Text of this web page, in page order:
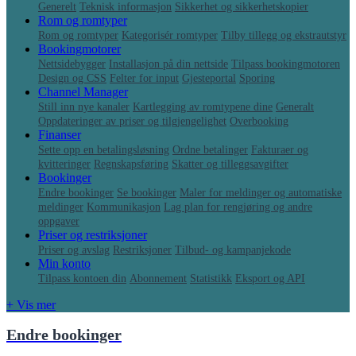
Generelt Teknisk informasjon Sikkerhet og sikkerhetskopier
Rom og romtyper
Rom og romtyper Kategorisér romtyper Tilby tillegg og ekstrautstyr
Bookingmotorer
Nettsidebygger Installasjon på din nettside Tilpass bookingmotoren
Design og CSS Felter for input Gjesteportal Sporing
Channel Manager
Still inn nye kanaler Kartlegging av romtypene dine Generalt
Oppdateringer av priser og tilgjengelighet Overbooking
Finanser
Sette opp en betalingsløsning Ordne betalinger Fakturaer og
kvitteringer Regnskapsføring Skatter og tilleggsavgifter
Bookinger
Endre bookinger Se bookinger Maler for meldinger og automatiske
meldinger Kommunikasjon Lag plan for rengjøring og andre
oppgaver
Priser og restriksjoner
Priser og avslag Restriksjoner Tilbud- og kampanjekode
Min konto
Tilpass kontoen din Abonnement Statistikk Eksport og API
+ Vis mer
Endre bookinger